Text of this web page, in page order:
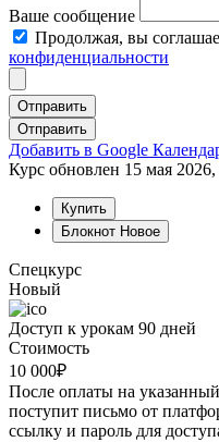
Ваше сообщение
Продолжая, вы
конфиденциальности
Отправить
Добавить в Google
Курс обновлен 15 мая 2026,
Купить
Блокнот Новое
Спецкурс
Новый
Доступ к урокам 90 дней
Стоимость
10 000₽
После оплаты на
поступит письмо от
ссылку и пароль для